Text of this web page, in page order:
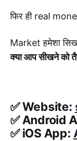
फिर ही real
Market हमेशा
क्या आप सीखने को
✅Website:
✅Android
✅iOS App: